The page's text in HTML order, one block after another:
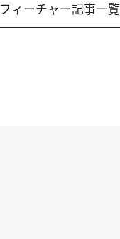
フィーチャー記事一覧